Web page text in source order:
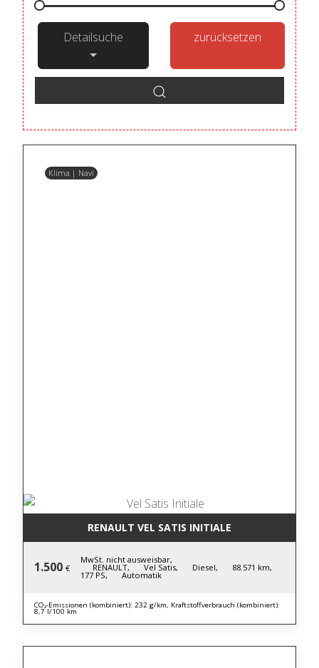
Detailsuche zurücksetzen
Klima | Navi
RENAULT VEL SATIS INITIALE
1.500 €
MwSt. nicht ausweisbar,
RENAULT, Vel Satis, Diesel, 88.571 km,
177 PS, Automatik
CO₂-Emissionen (kombiniert): 232 g/km, Kraftstoffverbrauch (kombiniert):
8,7 l/100 km